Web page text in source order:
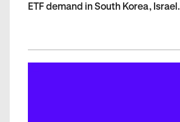
ETF demand in South Korea, Israel.